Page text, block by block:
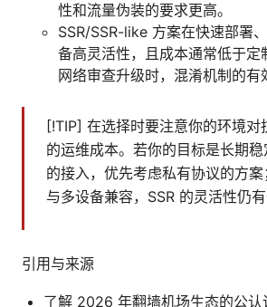
性和流量伪装的要求更高。
SSR/SSR-like 方案在快速部署
备高灵活性，且成本通常低于定
网络审查升级时，混淆机制的有
[!TIP] 在选择时要注意你的环境对
的运维成本。若你的目标是长期
的接入，优先考虑私有协议的方
与多设备兼容，SSR 的灵活性仍有
引用与来源
了解 2026 年翻墙机场生态的公认